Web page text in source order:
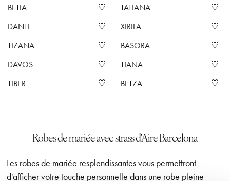
BETIA
TATIANA
DANTE
XIRILA
TIZANA
BASORA
DAVOS
TIANA
TIBER
BETZA
Robes de mariée avec strass d'Aire Barcelona
Les robes de mariée resplendissantes vous permettront
d'afficher votre touche personnelle dans une robe pleine